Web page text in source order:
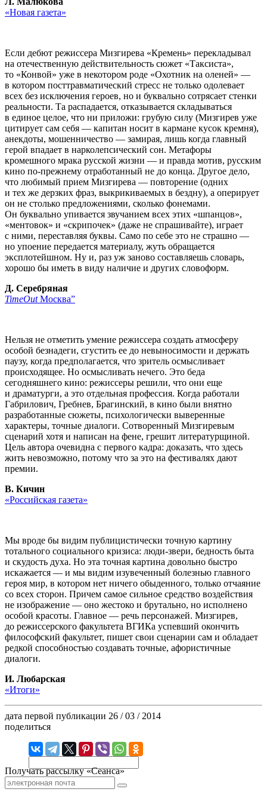
«Новая газета»
Если дебют режиссера Мизгирева «Кремень» перекладывал
на отечественную действительность сюжет «Таксиста»,
то «Конвой» уже в некотором роде «Охотник на оленей» —
в котором посттравматический стресс не только одолевает
всех без исключения героев, но и буквально сотрясает стенки
реальности. Та распадается, отказывается складываться
в единое целое, что ни приложи: грубую силу (Мизгирев уже
цитирует сам себя — капитан носит в кармане кусок кремня),
анекдоты, мошенничество — замирая, лишь когда главный
герой впадает в нарколепсический сон. Метафоры
кромешного мрака русской жизни — и правда мотив, русским
кино по-прежнему отработанный не до конца. Другое дело,
что любимый прием Мизгирева — повторение (одних
и тех же дерзких фраз, выкрикиваемых в бездну), а оперирует
он не столько предложениями, сколько фонемами.
Он буквально упивается звучанием всех этих «шпанцов»,
«ментовок» и «скрипочек» (даже не спрашивайте), играет
с ними, переставляя буквы. Само по себе это не страшно —
но упоение передается материалу, жуть обращается
эксплотейшном. Ну и, раз уж заново составляешь словарь,
хорошо бы иметь в виду наличие и других словоформ.
Д. Серебряная
TimeOutМосква”
Нельзя не отметить умение режиссера создать атмосферу
особой безнадеги, сгустить ее до невыносимости и держать
паузу, когда предполагается, что зритель осмысливает
происходящее. Но осмысливать нечего. Это беда
сегодняшнего кино: режиссеры решили, что они еще
и драматурги, а это отдельная профессия. Когда работали
Габрилович, Гребнев, Брагинский, в кино были внятно
разработанные сюжеты, психологически выверенные
характеры, точные диалоги. Сотворенный Мизгиревым
сценарий хотя и написан на фене, грешит литературщиной.
Цель автора очевидна с первого кадра: доказать, что здесь
жить невозможно, потому что за это на фестивалях дают
премии.
В. Кичин
«Российская газета»
Мы вроде бы видим публицистически точную картину
тотального социального кризиса: люди-звери, бедность быта
и скудость духа. Но эта точная картина довольно быстро
искажается — и мы видим изувеченный болезнью главного
героя мир, в котором нет ничего обыденного, только отчаяние
со всех сторон. Причем самое сильное средство воздействия
не изображение — оно жестоко и брутально, но исполнено
особой красоты. Главное — речь персонажей. Мизгирев,
до режиссерского факультета ВГИКа успевший окончить
философский факультет, пишет свои сценарии сам и обладает
редкой способностью создавать точные, афористичные
диалоги.
И. Любарская
«Итоги»
дата первой публикации 26 / 03 / 2014
поделиться
Получать рассылку «Сеанса»